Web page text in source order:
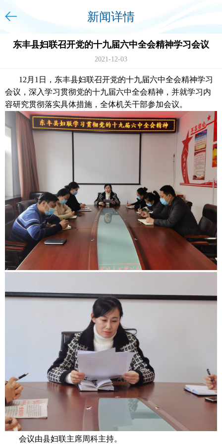
新闻详情
东丰县妇联召开党的十九届六中全会精神学习会议
2021-12-03
12月1日，东丰县妇联召开党的十九届六中全会精神学习
会议，深入学习贯彻党的十九届六中全会精神，并就学习内
容研究贯彻落实具体措施，全体机关干部参加会议。
会议由县妇联主席周科主持。